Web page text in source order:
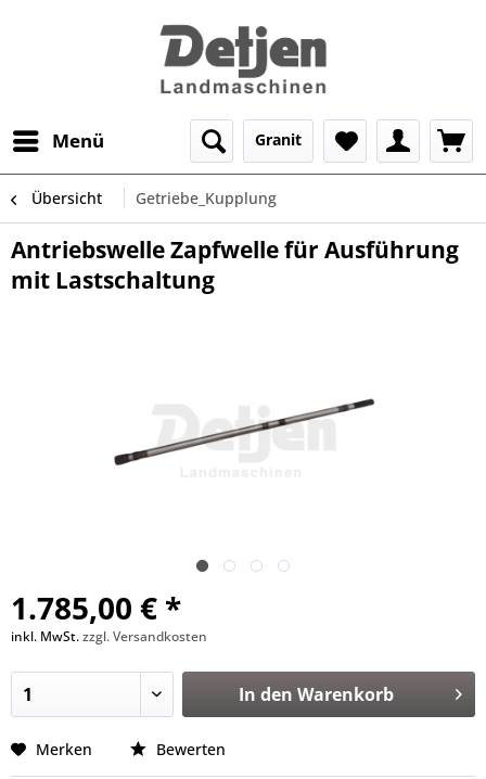
Menü Granit
Übersicht Getriebe_Kupplung
Antriebswelle Zapfwelle für Ausführung
mit Lastschaltung
1.785,00 € *
inkl. MwSt.zzgl. Versandkosten
In den Warenkorb
Merken Bewerten